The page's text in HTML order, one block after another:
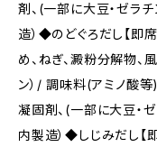
剤、(一部に大豆・ゼラ
造）◆のどぐろだし【即
め、ねぎ、澱粉分解物、
ン）/ 調味料(アミノ酸
凝固剤、(一部に大豆・
内製造）◆しじみだし【